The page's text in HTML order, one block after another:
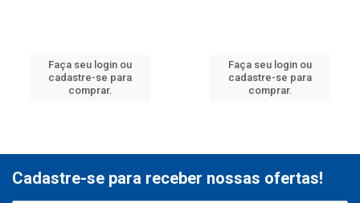
Faça seu login ou
cadastre-se para
comprar.
Faça seu login ou
cadastre-se para
comprar.
Cadastre-se para receber nossas ofertas!